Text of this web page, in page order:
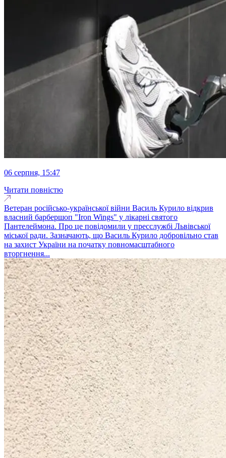
06 серпня, 15:47
Читати повністю
Ветеран російсько-української війни Василь Курило відкрив
власний барбершоп "Iron Wings" у лікарні святого
Пантелеймона. Про це повідомили у пресслужбі Львівської
міської ради. Зазначають, що Василь Курило добровільно став
на захист України на початку повномасштабного
вторгнення...